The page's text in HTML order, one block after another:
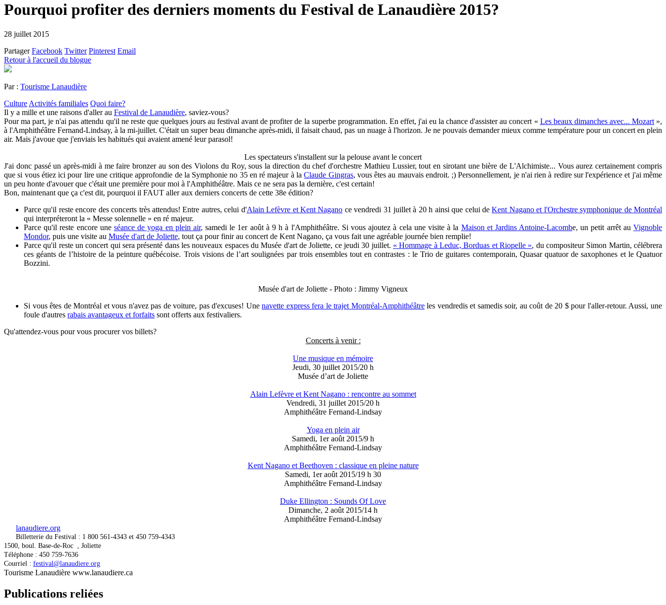
Pourquoi profiter des derniers moments du Festival de Lanaudière 2015?
28 juillet 2015
Partager Facebook Twitter Pinterest Email
Retour à l'accueil du blogue
Par : Tourisme Lanaudière
Culture Activités familiales Quoi faire?
Il y a mille et une raisons d'aller au Festival de Lanaudière, saviez-vous?
Pour ma part, je n'ai pas attendu qu'il ne reste que quelques jours au festival avant de profiter de la superbe programmation. En effet, j'ai eu la chance d'assister au concert « Les beaux dimanches avec... Mozart»,
à l'Amphithéâtre Fernand-Lindsay, à la mi-juillet. C'était un super beau dimanche après-midi, il faisait chaud, pas un nuage à l'horizon. Je ne pouvais demander mieux comme température pour un concert en plein
air. Mais j'avoue que j'enviais les habitués qui avaient amené leur parasol!
Les spectateurs s'installent sur la pelouse avant le concert
J'ai donc passé un après-midi à me faire bronzer au son des Violons du Roy, sous la direction du chef d'orchestre Mathieu Lussier, tout en sirotant une bière de L'Alchimiste... Vous aurez certainement compris
que si vous étiez ici pour lire une critique approfondie de la Symphonie no 35 en ré majeur à laClaude Gingras, vous êtes au mauvais endroit. ;) Personnellement, je n'ai rien à redire sur l'expérience et j'ai même
un peu honte d'avouer que c'était une première pour moi à l'Amphithéâtre. Mais ce ne sera pas la dernière, c'est certain!
Bon, maintenant que ça c'est dit, pourquoi il FAUT aller aux derniers concerts de cette 38e édition?
Parce qu'il reste encore des concerts très attendus! Entre autres, celui d'Alain Lefèvre et Kent Nagano ce vendredi 31 juillet à 20 h ainsi que celui deKent Nagano et l'Orchestre symphonique de Montréal
qui interpréteront la « Messe solennelle » en ré majeur.
Parce qu'il reste encore une séance de yoga en plein air, samedi le 1er août à 9 h à l'Amphithéâtre. Si vous ajoutez à cela une visite à la Maison et Jardins Antoine-Lacombe, un petit arrêt auVignoble
Mondor, puis une visite au Musée d'art de Joliette, tout ça pour finir au concert de Kent Nagano, ça vous fait une agréable journée bien remplie!
Parce qu'il reste un concert qui sera présenté dans les nouveaux espaces du Musée d'art de Joliette, ce jeudi 30 juillet. « Hommage à Leduc, Borduas et Riopelle », du compositeur Simon Martin, célébrera
ces géants de l’histoire de la peinture québécoise. Trois visions de l’art soulignées par trois ensembles tout en contrastes : le Trio de guitares contemporain, Quasar quatuor de saxophones et le Quatuor
Bozzini.
Musée d'art de Joliette - Photo : Jimmy Vigneux
Si vous êtes de Montréal et vous n'avez pas de voiture, pas d'excuses! Unenavette express fera le trajet Montréal-Amphithéâtreles vendredis et samedis soir, au coût de 20 $ pour l'aller-retour. Aussi, une
foule d'autres rabais avantageux et forfaits sont offerts aux festivaliers.
Qu'attendez-vous pour vous procurer vos billets?
Concerts à venir :
Une musique en mémoire
Jeudi, 30 juillet 2015/20 h
Musée d’art de Joliette
Alain Lefèvre et Kent Nagano : rencontre au sommet
Vendredi, 31 juillet 2015/20 h
Amphithéâtre Fernand-Lindsay
Yoga en plein air
Samedi, 1er août 2015/9 h
Amphithéâtre Fernand-Lindsay
Kent Nagano et Beethoven : classique en pleine nature
Samedi, 1er août 2015/19 h 30
Amphithéâtre Fernand-Lindsay
Duke Ellington : Sounds Of Love
Dimanche, 2 août 2015/14 h
Amphithéâtre Fernand-Lindsay
lanaudiere.org
Billetterie du Festival : 1 800 561-4343 et 450 759-4343
1500, boul. Base-de-Roc , Joliette
Téléphone : 450 759-7636
Courriel : festival@lanaudiere.org
Tourisme Lanaudière www.lanaudiere.ca
Publications reliées